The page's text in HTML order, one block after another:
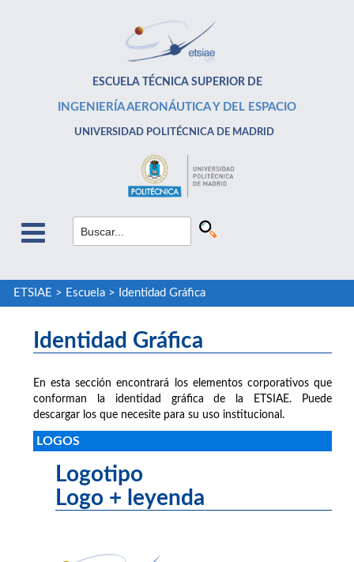
ESCUELA TÉCNICA SUPERIOR DE
INGENIERÍA AERONÁUTICA Y DEL ESPACIO
UNIVERSIDAD POLITÉCNICA DE MADRID
ETSIAE > Escuela> Identidad Gráfica
Identidad Gráfica
En esta sección encontrará los elementos corporativos que
conforman la identidad gráfica de la ETSIAE. Puede
descargar los que necesite para su uso institucional.
LOGOS
Logotipo
Logo + leyenda